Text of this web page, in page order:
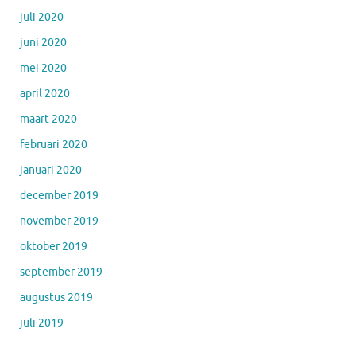
juli 2020
juni 2020
mei 2020
april 2020
maart 2020
februari 2020
januari 2020
december 2019
november 2019
oktober 2019
september 2019
augustus 2019
juli 2019